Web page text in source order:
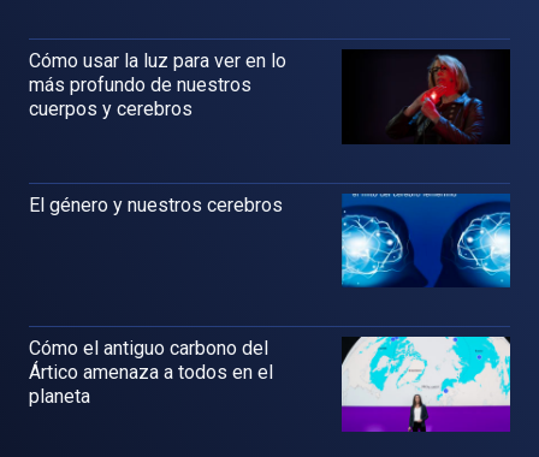
Cómo usar la luz para ver en lo
más profundo de nuestros
cuerpos y cerebros
El género y nuestros cerebros
Cómo el antiguo carbono del
Ártico amenaza a todos en el
planeta